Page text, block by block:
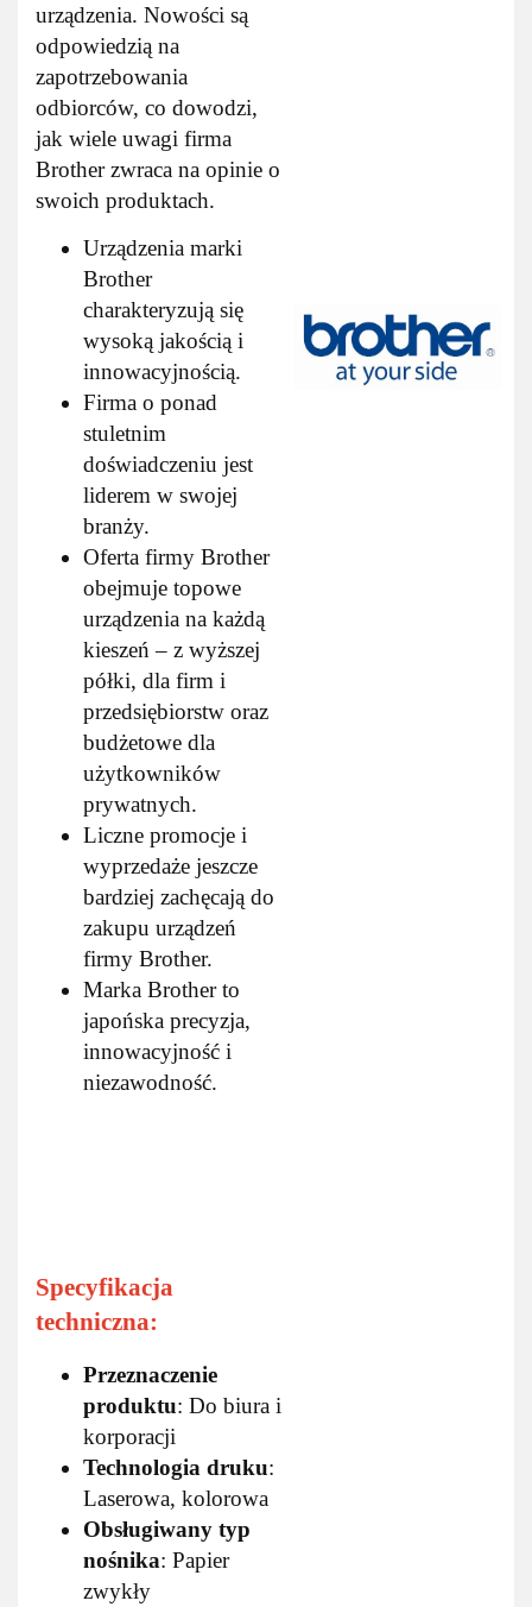
urządzenia. Nowości są
odpowiedzią na
zapotrzebowania
odbiorców, co dowodzi,
jak wiele uwagi firma
Brother zwraca na opinie o
swoich produktach.
Urządzenia marki
Brother
charakteryzują się
wysoką jakością i
innowacyjnością.
Firma o ponad
stuletnim
doświadczeniu jest
liderem w swojej
branży.
Oferta firmy Brother
obejmuje topowe
urządzenia na każdą
kieszeń – z wyższej
półki, dla firm i
przedsiębiorstw oraz
budżetowe dla
użytkowników
prywatnych.
Liczne promocje i
wyprzedaże jeszcze
bardziej zachęcają do
zakupu urządzeń
firmy Brother.
Marka Brother to
japońska precyzja,
innowacyjność i
niezawodność.
Specyfikacja
techniczna:
Przeznaczenie
produktu: Do biura i
korporacji
Technologia druku:
Laserowa, kolorowa
Obsługiwany typ
nośnika: Papier
zwykły